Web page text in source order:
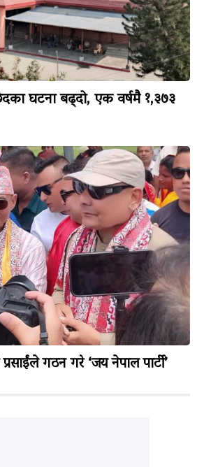
घटना बढ्दो, एक वर्षमै १,३७३
गठन गरे ‘जय नेपाल पार्टी’